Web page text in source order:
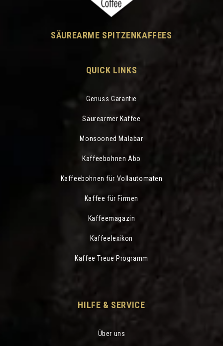
SÄUREARME SPITZENKAFFEES
QUICK LINKS
Genuss Garantie
Säurearmer Kaffee
Monsooned Malabar
Kaffeebohnen Abo
Kaffeebohnen für Vollautomaten
Kaffee für Firmen
Kaffeemagazin
Kaffeelexikon
Kaffee Treue Programm
HILFE & SERVICE
Über uns